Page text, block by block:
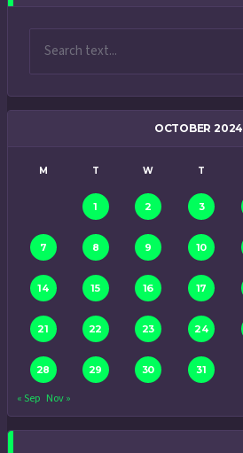
OCTOBER 2024
M T W T
1 2 3
7 8 9 10
14 15 16 17
21 22 23 24
28 29 30 31
« Sep Nov »